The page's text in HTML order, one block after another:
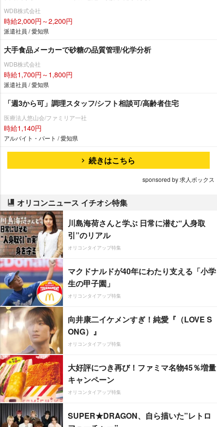
WDB株式会社
時給2,000円～2,200円
派遣社員 / 愛知県
大手食品メーカーで砂糖の品質管理/化学分析
WDB株式会社
時給1,700円～1,800円
派遣社員 / 愛知県
「週3から可」調理スタッフ/シフト相談可/高齢者住宅
医療法人悠山会/ファミリア一社
時給1,140円
アルバイト・パート / 愛知県
続きはこちら
sponsored by 求人ボックス
オリコンニュース イチオシ特集
川島海荷さんと学ぶ 日常に潜む“人身取
引”のリアル
オリコンタイアップ特集
マクドナルドが40年にわたり支える「小学
生の甲子園」
オリコンタイアップ特集
向井康二イケメンすぎ！純愛『（LOVE S
ONG）』
オリコンタイアップ特集
大好評につき再び！ファミマ名物45％増量
キャンペーン
オリコンタイアップ特集
SUPER★DRAGON、自ら描いた”レトロ